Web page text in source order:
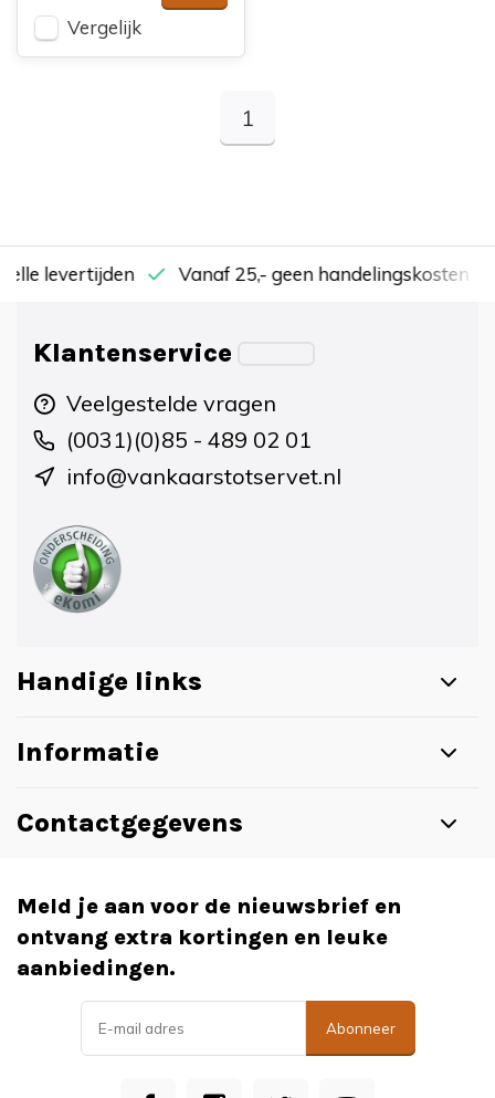
Vergelijk
1
levertijden Vanaf 25,- geen handelingskosten
Klantenservice
Veelgestelde vragen
(0031)(0)85 - 489 02 01
info@vankaarstotservet.nl
Handige links
Informatie
Contactgegevens
Meld je aan voor de nieuwsbrief en
ontvang extra kortingen en leuke
aanbiedingen.
Abonneer